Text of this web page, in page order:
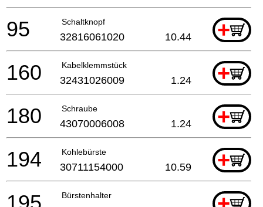
Schaltknopf +
95 32816061020 10.44
Kabelklemmstück +
160 32431026009 1.24
Schraube +
180 43070006008 1.24
Kohlebürste +
194 30711154000 10.59
Bürstenhalter